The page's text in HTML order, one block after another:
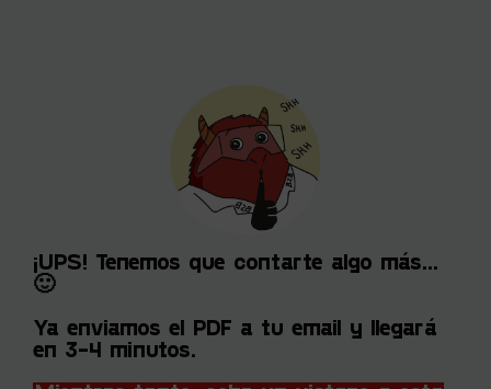
¡UPS! Tenemos que contarte algo más...
🙂
Ya enviamos el PDF a tu email y llegará
en 3-4 minutos.